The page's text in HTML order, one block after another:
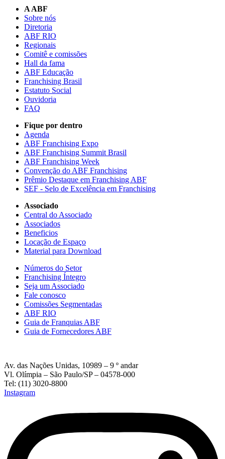
A ABF
Sobre nós
Diretoria
ABF RIO
Regionais
Comitê e comissões
Hall da fama
ABF Educação
Franchising Brasil
Estatuto Social
Ouvidoria
FAQ
Fique por dentro
Agenda
ABF Franchising Expo
ABF Franchising Summit Brasil
ABF Franchising Week
Convenção do ABF Franchising
Prêmio Destaque em Franchising ABF
SEF - Selo de Excelência em Franchising
Associado
Central do Associado
Associados
Beneficios
Locação de Espaço
Material para Download
Números do Setor
Franchising Íntegro
Seja um Associado
Fale conosco
Comissões Segmentadas
ABF RIO
Guia de Franquias ABF
Guia de Fornecedores ABF
Av. das Nações Unidas, 10989 – 9 º andar
Vl. Olímpia – São Paulo/SP – 04578-000
Tel: (11) 3020-8800
Instagram